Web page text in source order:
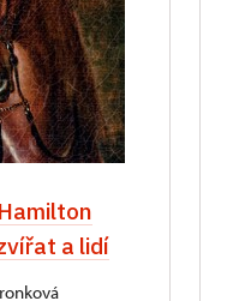
a lidí